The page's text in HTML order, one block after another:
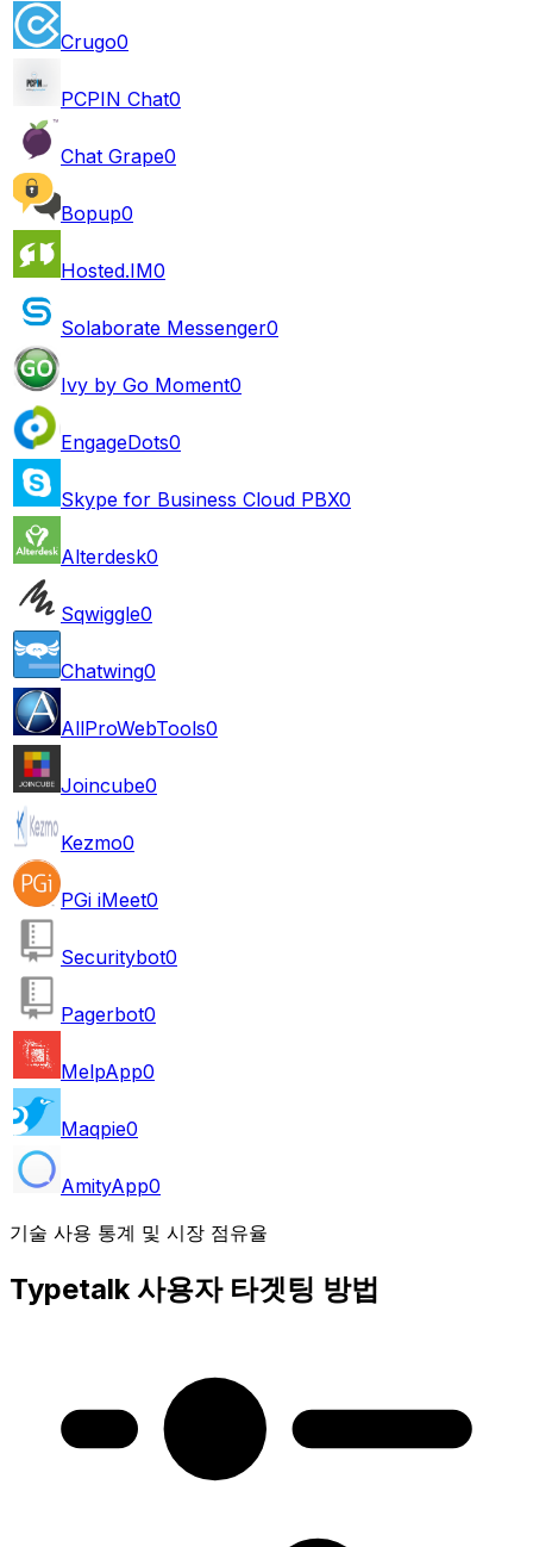
Crugo0
PCPIN Chat0
Chat Grape0
Bopup0
Hosted.IM0
Solaborate Messenger0
Ivy by Go Moment0
EngageDots0
Skype for Business Cloud PBX0
Alterdesk0
Sqwiggle0
Chatwing0
AllProWebTools0
Joincube0
Kezmo0
PGi iMeet0
Securitybot0
Pagerbot0
MelpApp0
Maqpie0
AmityApp0
기술 사용 통계 및 시장 점유율
Typetalk 사용자 타겟팅 방법